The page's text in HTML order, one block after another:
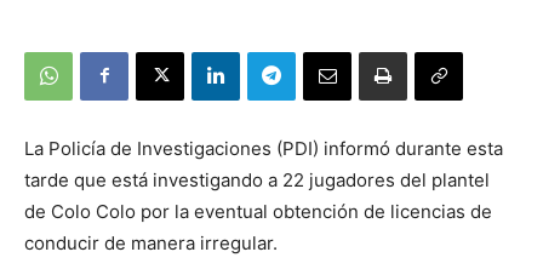
La Policía de Investigaciones (PDI) informó durante esta
tarde que está investigando a 22 jugadores del plantel
de Colo Colo por la eventual obtención de licencias de
conducir de manera irregular.